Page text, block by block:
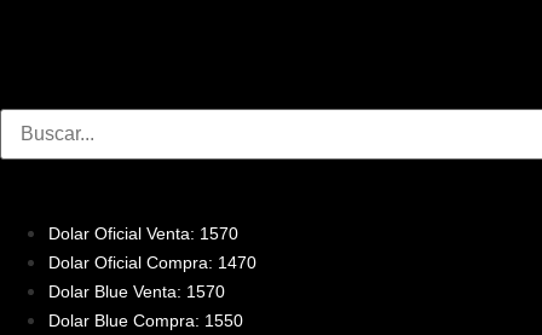
Dolar Oficial Venta: 1570
Dolar Oficial Compra: 1470
Dolar Blue Venta: 1570
Dolar Blue Compra: 1550